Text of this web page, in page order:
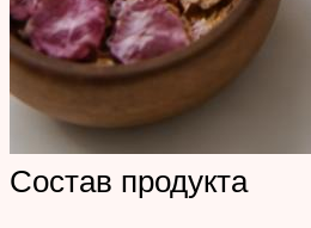
Состав продукта